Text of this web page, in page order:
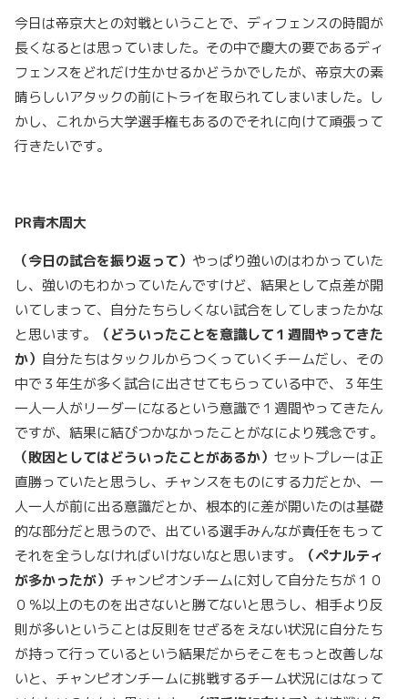
今日は帝京大との対戦ということで、ディフェンスの時間が
長くなるとは思っていました。その中で慶大の要であるディ
フェンスをどれだけ生かせるかどうかでしたが、帝京大の素
晴らしいアタックの前にトライを取られてしまいました。し
かし、これから大学選手権もあるのでそれに向けて頑張って
行きたいです。
PR青木周大
（今日の試合を振り返って） やっぱり強いのはわかっていた
し、強いのもわかっていたんですけど、結果として点差が開
いてしまって、自分たちらしくない試合をしてしまったかな
と思います。
（どういったことを意識して１週間やってきた
か） 自分たちはタックルからつくっていくチームだし、その
中で３年生が多く試合に出させてもらっている中で、３年生
一人一人がリーダーになるという意識で１週間やってきたん
ですが、結果に結びつかなかったことがなにより残念です。
（敗因としてはどういったことがあるか） セットプレーは正
直勝っていたと思うし、チャンスをものにする力だとか、一
人一人が前に出る意識だとか、根本的に差が開いたのは基礎
的な部分だと思うので、出ている選手みんなが責任をもって
それを全うしなければいけないなと思います。
（ペナルティ
が多かったが） チャンピオンチームに対して自分たちが１０
０％以上のものを出さないと勝てないと思うし、相手より反
則が多いということは反則をせざるをえない状況に自分たち
が持って行っているという結果だからそこをもっと改善しな
いと、チャンピオンチームに挑戦するチーム状況にはなって